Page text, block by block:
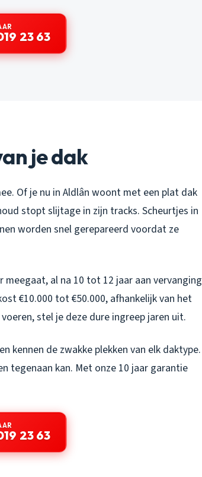
23 63
je dak
Of je nu in Aldlân woont met een plat dak
stopt slijtage in zijn tracks. Scheurtjes in
worden snel gerepareerd voordat ze
al na 10 tot 12 jaar aan vervanging
€10.000 tot €50.000, afhankelijk van het
stel je deze dure ingreep jaren uit.
kennen de zwakke plekken van elk daktype.
tegenaan kan. Met onze 10 jaar garantie
23 63